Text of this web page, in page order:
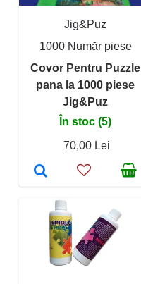
Jig&Puz
1000 Număr piese
Covor Pentru Puzzle
pana la 1000 piese
Jig&Puz
În stoc (5)
70,00 Lei